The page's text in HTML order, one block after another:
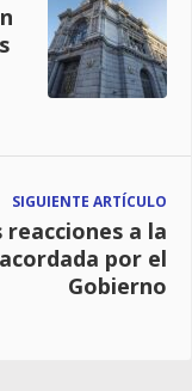
SIGUIENTE ARTÍCULO
reacciones a la
por el
Gobierno